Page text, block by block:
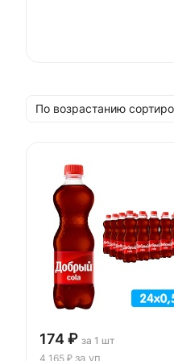
По возрастанию
174 ₽ за 1 шт
4 165 ₽ за уп